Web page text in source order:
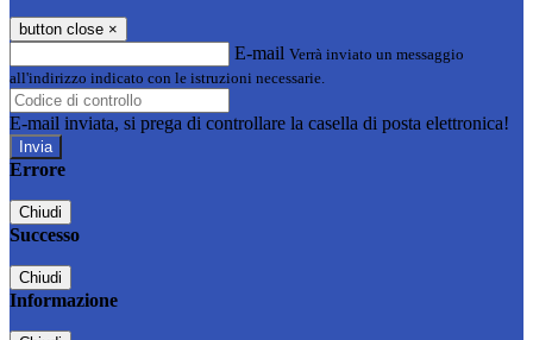
button close ×
E-mail Verrà inviato un messaggio
all'indirizzo indicato con le istruzioni necessarie.
E-mail inviata, si prega di controllare la casella di posta elettronica!
Errore
Chiudi
Successo
Chiudi
Informazione